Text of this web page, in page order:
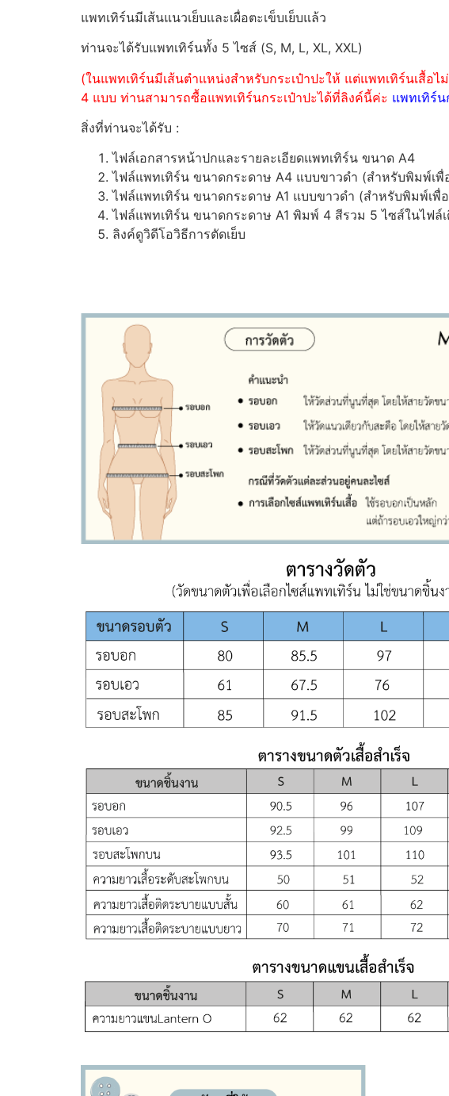
แพทเทิร์นมีเส้นแนวเย็บและเผื่อตะเข็บเย็บแล้ว
ท่านจะได้รับแพทเทิร์นทั้ง 5 ไซส์ (S, M, L, XL, XXL)
(ในแพทเทิร์นมีเส้นตำแหน่งสำหรับกระเป๋าปะให้ แต่แพทเทิร์นเสื้อ
4 แบบ ท่านสามารถซื้อแพทเทิร์นกระเป๋าปะได้ที่ลิงค์นี้ค่ะ แพทเทิร์น
สิ่งที่ท่านจะได้รับ :
ไฟล์เอกสารหน้าปกและรายละเอียดแพทเทิร์น ขนาด A4
ไฟล์แพทเทิร์น ขนาดกระดาษ A4 แบบขาวดำ (สำหรับพิมพ์เ
ไฟล์แพทเทิร์น ขนาดกระดาษ A1 แบบขาวดำ (สำหรับพิมพ์เพื่
ไฟล์แพทเทิร์น ขนาดกระดาษ A1 พิมพ์ 4 สีรวม 5 ไซส์ในไฟล์เ
ลิงค์ดูวิดีโอวิธีการตัดเย็บ